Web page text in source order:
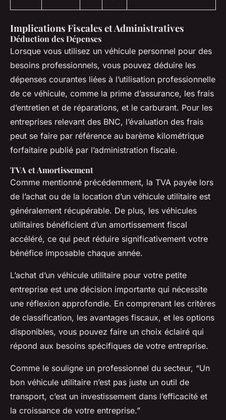
Implications Fiscales et Administratives
Déduction des Dépenses
Lorsque vous utilisez un véhicule personnel pour des
besoins professionnels, vous pouvez déduire les
dépenses courantes liées à l’utilisation professionnelle
de ce véhicule, comme la prime d’assurance, les frais
d’entretien et de réparations, et le carburant. Pour les
entreprises relevant des BNC, l’évaluation des frais
peut se faire par référence au barème kilométrique
forfaitaire publié par l’administration fiscale.
TVA et Amortissement
Comme mentionné précédemment, la TVA payée lors
de l’achat ou de la location d’un véhicule utilitaire est
généralement récupérable. De plus, les véhicules
utilitaires bénéficient d’un amortissement fiscal
accéléré, ce qui peut réduire significativement votre
bénéfice imposable chaque année.
L’achat d’un véhicule utilitaire pour votre petite
entreprise est une décision importante qui nécessite
une réflexion approfondie. En comprenant les critères
de classification, les avantages fiscaux, et les options
disponibles, vous pouvez faire un choix éclairé qui
répond aux besoins spécifiques de votre entreprise.
Comme le souligne un professionnel du secteur, “Un
bon véhicule utilitaire n’est pas juste un outil de
transport, c’est un investissement dans l’efficacité et
la croissance de votre entreprise.”